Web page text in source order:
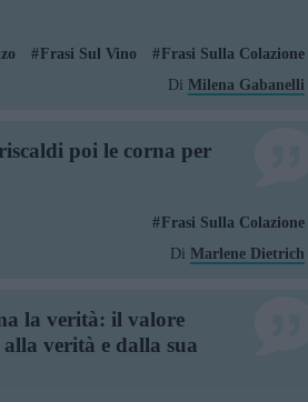
Frasi Sul Vino
Frasi Sulla Colazione
Di Milena Gabanelli
poi le corna per
Frasi Sulla Colazione
Di Marlene Dietrich
la verità: il valore
verità e dalla sua